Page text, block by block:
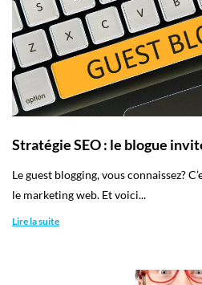
Stratégie SEO : le blogue
​Le guest blogging, vous connaissez?
le marketing web. Et voici...
Lire la suite